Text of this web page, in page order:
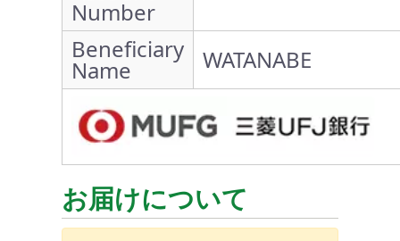
Number
Beneficiary
Name WATANABE
お届けについて